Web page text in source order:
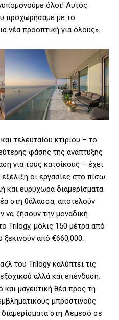
όλοι! Αυτός
προχωρήσαμε με το
νέα προοπτική για όλους».
τελευταίου κτιρίου – το
φάσης της ανάπτυξης
για τους κατοίκους – έχει
οι εργασίες στο πίσω
και ευρύχωρα διαμερίσματα
στη θάλασσα, αποτελούν
να ζήσουν την μοναδική
Trilogy, μόλις 150 μέτρα από
ξεκινούν από €660,000.
του Trilogy καλύπτει τις
αλλά και επένδυση.
μαγευτική θέα προς τη
μπροστινούς
στη Λεμεσό σε